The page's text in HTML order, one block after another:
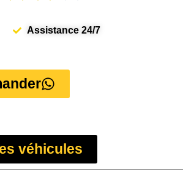
Assistance 24/7
véhicules